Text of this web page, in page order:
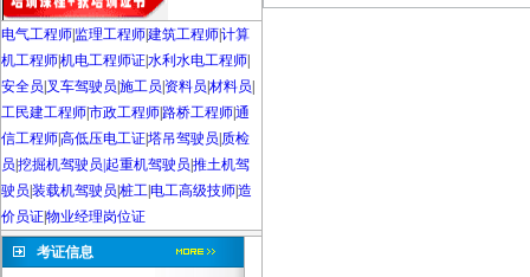
电气工程师 监理工程师建筑工程师计算
机工程师机电工程师证水利水电工程师
安全员 叉车驾驶员 施工员 资料员 材料员
工民建工程师市政工程师路桥工程师通
信工程师高低压电工证塔吊驾驶员 质检
员 挖掘机驾驶员|起重机驾驶员 推土机驾
驶员 装载机驾驶员 桩工电工高级技师造
价员证物业经理岗位证
考证信息